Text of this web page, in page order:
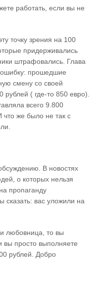
работать, если вы не
точку зрения на 100
придерживались
штрафовались. Глава
ошибку: прошедшие
смену со своей
( где-то 850 евро).
всего 9.800
что же было не так с
В новостях
о которых нельзя
пропаганду
сказать: вас уложили на
любовница, то вы
вы просто выполняете
рублей. Добро